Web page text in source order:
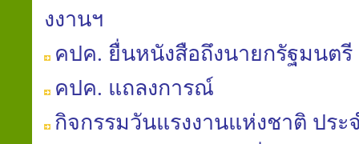
งงานฯ
คปค. ยื่นหนังสือถึงนายกรัฐมนตรี
คปค. แถลงการณ์
กิจกรรมวันแรงงานแห่งชาติ ประ